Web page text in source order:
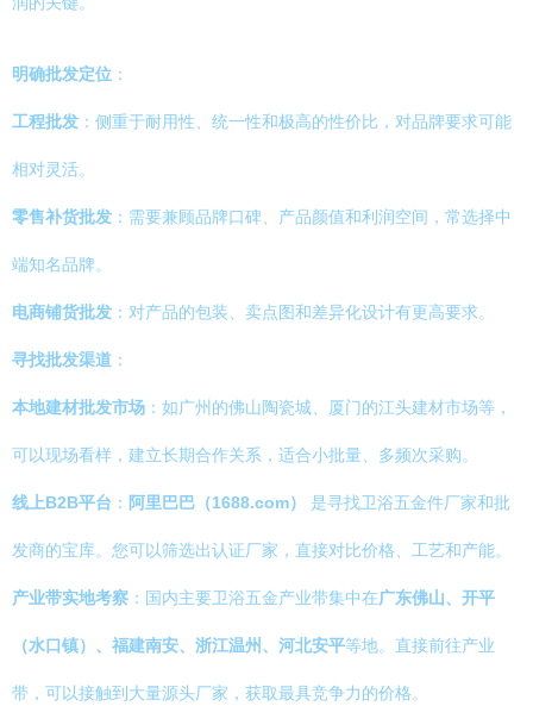
明确批发定位 ：
工程批发 ：侧重于耐用性、统一性和极高的性价比，对品牌要求可能
相对灵活。
零售补货批发 ：需要兼顾品牌口碑、产品颜值和利润空间，常选择中
端知名品牌。
电商铺货批发 ：对产品的包装、卖点图和差异化设计有更高要求。
寻找批发渠道 ：
本地建材批发市场 ：如广州的佛山陶瓷城、厦门的江头建材市场等，
可以现场看样，建立长期合作关系，适合小批量、多频次采购。
线上B2B平台 ： 阿里巴巴（1688.com） 是寻找卫浴五金件厂家和批
发商的宝库。您可以筛选出认证厂家，直接对比价格、工艺和产能。
产业带实地考察 ：国内主要卫浴五金产业带集中在广东佛山、开平
（水口镇）、福建南安、浙江温州、河北安平等地。直接前往产业
带，可以接触到大量源头厂家，获取最具竞争力的价格。